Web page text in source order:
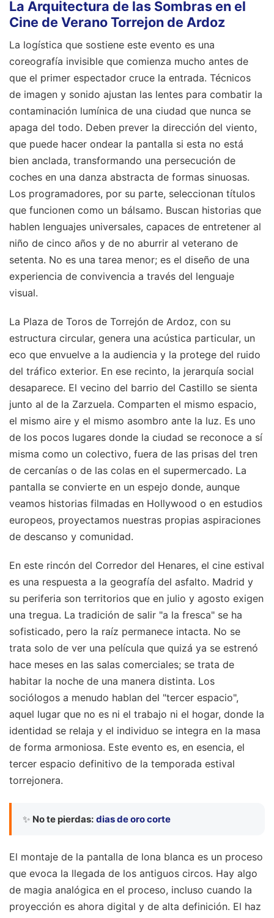
La Arquitectura de las Sombras en el
Cine de Verano Torrejon de Ardoz
La logística que sostiene este evento es una
coreografía invisible que comienza mucho antes de
que el primer espectador cruce la entrada. Técnicos
de imagen y sonido ajustan las lentes para combatir la
contaminación lumínica de una ciudad que nunca se
apaga del todo. Deben prever la dirección del viento,
que puede hacer ondear la pantalla si esta no está
bien anclada, transformando una persecución de
coches en una danza abstracta de formas sinuosas.
Los programadores, por su parte, seleccionan títulos
que funcionen como un bálsamo. Buscan historias que
hablen lenguajes universales, capaces de entretener al
niño de cinco años y de no aburrir al veterano de
setenta. No es una tarea menor; es el diseño de una
experiencia de convivencia a través del lenguaje
visual.
La Plaza de Toros de Torrejón de Ardoz, con su
estructura circular, genera una acústica particular, un
eco que envuelve a la audiencia y la protege del ruido
del tráfico exterior. En ese recinto, la jerarquía social
desaparece. El vecino del barrio del Castillo se sienta
junto al de la Zarzuela. Comparten el mismo espacio,
el mismo aire y el mismo asombro ante la luz. Es uno
de los pocos lugares donde la ciudad se reconoce a sí
misma como un colectivo, fuera de las prisas del tren
de cercanías o de las colas en el supermercado. La
pantalla se convierte en un espejo donde, aunque
veamos historias filmadas en Hollywood o en estudios
europeos, proyectamos nuestras propias aspiraciones
de descanso y comunidad.
En este rincón del Corredor del Henares, el cine estival
es una respuesta a la geografía del asfalto. Madrid y
su periferia son territorios que en julio y agosto exigen
una tregua. La tradición de salir "a la fresca" se ha
sofisticado, pero la raíz permanece intacta. No se
trata solo de ver una película que quizá ya se estrenó
hace meses en las salas comerciales; se trata de
habitar la noche de una manera distinta. Los
sociólogos a menudo hablan del "tercer espacio",
aquel lugar que no es ni el trabajo ni el hogar, donde la
identidad se relaja y el individuo se integra en la masa
de forma armoniosa. Este evento es, en esencia, el
tercer espacio definitivo de la temporada estival
torrejonera.
✨ No te pierdas: dias de oro corte
El montaje de la pantalla de lona blanca es un proceso
que evoca la llegada de los antiguos circos. Hay algo
de magia analógica en el proceso, incluso cuando la
proyección es ahora digital y de alta definición. El haz